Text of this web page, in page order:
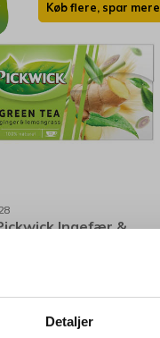
Detaljer
Køb flere, spar mere
Ingefær &
19,94/ pk.
ekskl. moms